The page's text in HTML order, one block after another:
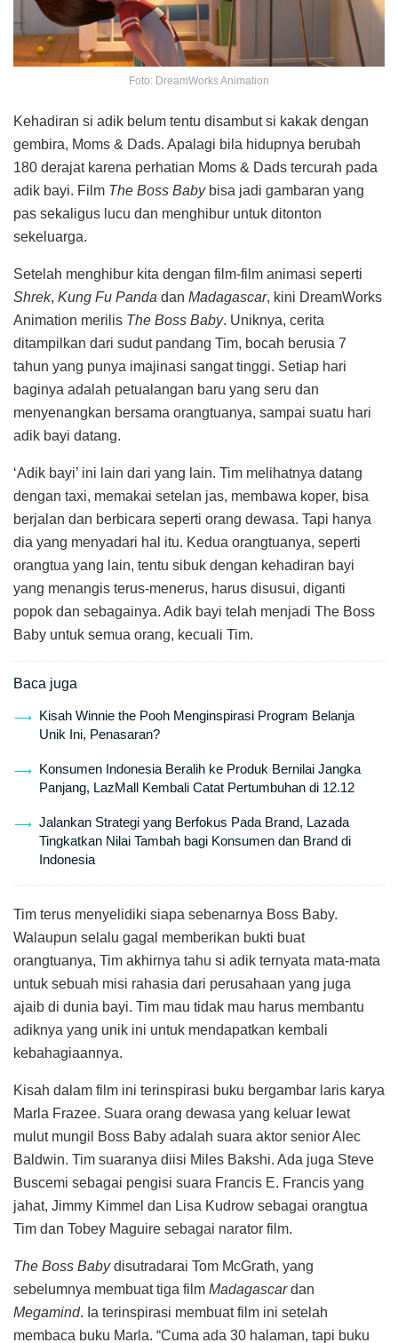
Foto: DreamWorks Animation
Kehadiran si adik belum tentu disambut si kakak dengan
gembira, Moms & Dads. Apalagi bila hidupnya berubah
180 derajat karena perhatian Moms & Dads tercurah pada
adik bayi. Film The Boss Babybisa jadi gambaran yang
pas sekaligus lucu dan menghibur untuk ditonton
sekeluarga.
Setelah menghibur kita dengan film-film animasi seperti
Shrek, Kung Fu Panda dan Madagascar, kini DreamWorks
Animation merilis The Boss Baby. Uniknya, cerita
ditampilkan dari sudut pandang Tim, bocah berusia 7
tahun yang punya imajinasi sangat tinggi. Setiap hari
baginya adalah petualangan baru yang seru dan
menyenangkan bersama orangtuanya, sampai suatu hari
adik bayi datang.
‘Adik bayi’ ini lain dari yang lain. Tim melihatnya datang
dengan taxi, memakai setelan jas, membawa koper, bisa
berjalan dan berbicara seperti orang dewasa. Tapi hanya
dia yang menyadari hal itu. Kedua orangtuanya, seperti
orangtua yang lain, tentu sibuk dengan kehadiran bayi
yang menangis terus-menerus, harus disusui, diganti
popok dan sebagainya. Adik bayi telah menjadi The Boss
Baby untuk semua orang, kecuali Tim.
Baca juga
Kisah Winnie the Pooh Menginspirasi Program Belanja
Unik Ini, Penasaran?
Konsumen Indonesia Beralih ke Produk Bernilai Jangka
Panjang, LazMall Kembali Catat Pertumbuhan di 12.12
Jalankan Strategi yang Berfokus Pada Brand, Lazada
Tingkatkan Nilai Tambah bagi Konsumen dan Brand di
Indonesia
Tim terus menyelidiki siapa sebenarnya Boss Baby.
Walaupun selalu gagal memberikan bukti buat
orangtuanya, Tim akhirnya tahu si adik ternyata mata-mata
untuk sebuah misi rahasia dari perusahaan yang juga
ajaib di dunia bayi. Tim mau tidak mau harus membantu
adiknya yang unik ini untuk mendapatkan kembali
kebahagiaannya.
Kisah dalam film ini terinspirasi buku bergambar laris karya
Marla Frazee. Suara orang dewasa yang keluar lewat
mulut mungil Boss Baby adalah suara aktor senior Alec
Baldwin. Tim suaranya diisi Miles Bakshi. Ada juga Steve
Buscemi sebagai pengisi suara Francis E. Francis yang
jahat, Jimmy Kimmel dan Lisa Kudrow sebagai orangtua
Tim dan Tobey Maguire sebagai narator film.
The Boss Babydisutradarai Tom McGrath, yang
sebelumnya membuat tiga film Madagascardan
Megamind. Ia terinspirasi membuat film ini setelah
membaca buku Marla. “Cuma ada 30 halaman, tapi buku